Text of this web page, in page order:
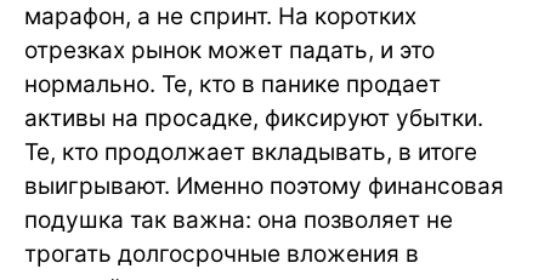
марафон, а не спринт. На коротких
отрезках рынок может падать, и это
нормально. Те, кто в панике продает
активы на просадке, фиксируют убытки.
Те, кто продолжает вкладывать, в итоге
выигрывают. Именно поэтому финансовая
подушка так важна: она позволяет не
трогать долгосрочные вложения в